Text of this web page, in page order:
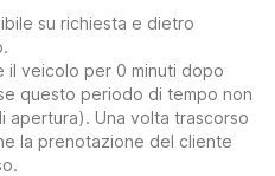
su richiesta e dietro
il veicolo per 0 minuti dopo
questo periodo di tempo non
apertura). Una volta trascorso
la prenotazione del cliente